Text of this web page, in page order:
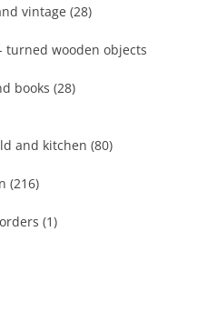
vintage (28)
turned wooden objects
books (28)
and kitchen (80)
(216)
(1)